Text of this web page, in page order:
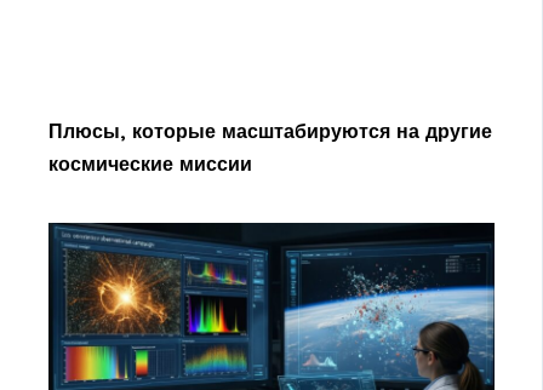
Плюсы, которые масштабируются на другие
космические миссии